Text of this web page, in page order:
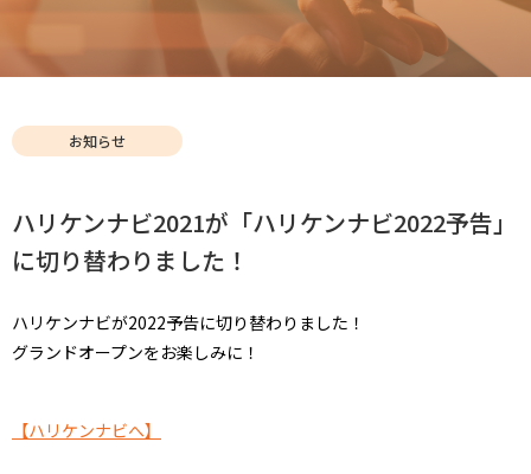
事業内容
会社情報
お知らせ
ハリケンナビ2021が「ハリケンナビ2022予告」
に切り替わりました！
ハリケンナビが2022予告に切り替わりました！
グランドオープンをお楽しみに！
【ハリケンナビへ】